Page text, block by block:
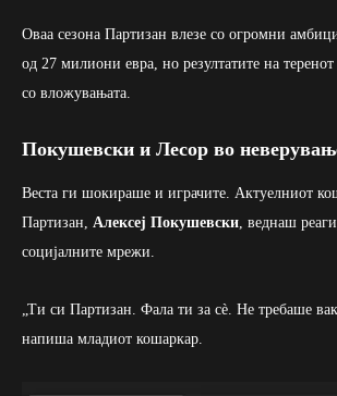
Оваа сезона Партизан влезе со огромни
од 27 милиони евра, но резултатите на теренот
со вложувањата.
Покушевски и Лесор во
Веста ги шокираше и играчите. Актуелниот
Партизан, Алексеј Покушевски, веднаш
социјалните мрежи.
„Ти си Партизан. Фала ти за сè. Не требаше
напиша младиот кошаркар.